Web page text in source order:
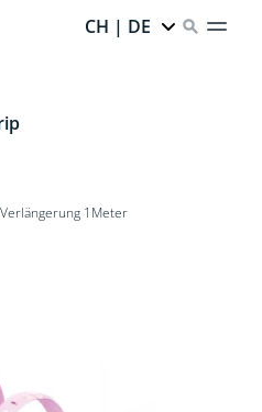
CH | DE
1Meter